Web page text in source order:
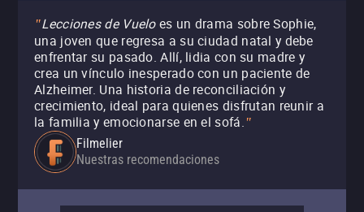
"Lecciones de Vueloes un drama sobre Sophie,
una joven que regresa a su ciudad natal y debe
enfrentar su pasado. Allí, lidia con su madre y
crea un vínculo inesperado con un paciente de
Alzheimer. Una historia de reconciliación y
crecimiento, ideal para quienes disfrutan reunir a
la familia y emocionarse en el sofá."
Filmelier
Nuestras recomendaciones